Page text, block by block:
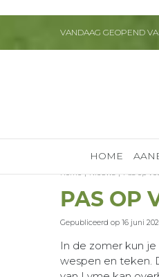
Home Nieuws Pas op
VANDAAG GEOPEND
HOME
PAS OP
Gepubliceerd op 16 juni
In de zomer kun
wespen en teken.